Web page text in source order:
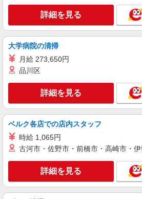
時間外労働分は法定ど
その他賞与 年2回昇給
扶養家族手当年末年始
費全額支給 ゜+゜・。○。・゜+゜・。○。・゜+゜
と, インセンティブ支
+゜・。○。・゜+゜
キープ
派遣社員
株式会社シエロ
【ソフトバンク】の店
時給1500円〜1800
+゜・。○。・゜+゜・。
万円支給(規定有) お友達を紹介頂くと, インセンテ
ィブ支給(規定有) ★月2回払い・週払い可能（規程
愛知県名古屋市緑区
キープ
派遣社員
株式会社シエロ
スマホ携帯販売【ソ
時給1600円〜 ※別途
価制度あり ※残業代支
あり） ゜+゜・。○。・゜+゜・。○。・゜+゜ 入
詳細を見る
大学病院の清掃
月給 273,650円
品川区
詳細を見る
ベルク各店での店内スタッフ
時給 1,065円
古河市・佐野市・前橋市・高崎市・
詳細を見る